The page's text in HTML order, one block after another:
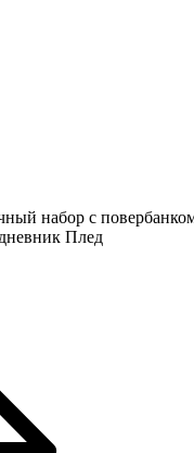
набор с
Плед